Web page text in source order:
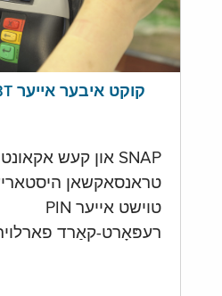
קוקט איבער אייער EBT סומע
SNAP און קעש אקאונט
טראנסאקשאן
טוישט אייער PIN
רעפּאָרט-קאַרד